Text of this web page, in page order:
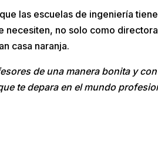
las escuelas de ingeniería
necesiten, no solo como
casa naranja.
de una manera bonita y
te depara en el mundo